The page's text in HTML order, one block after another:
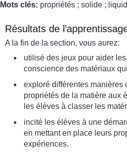
Mots clés: propriétés ; solide ;
Résultats de
A la fin de la section, vous aurez:
utilisé des jeux pour aider
conscience des matériaux
exploré différentes manières
propriétés de la matière aux
les élèves à classer les
incité les élèves à une
en mettant en place leurs
expériences.